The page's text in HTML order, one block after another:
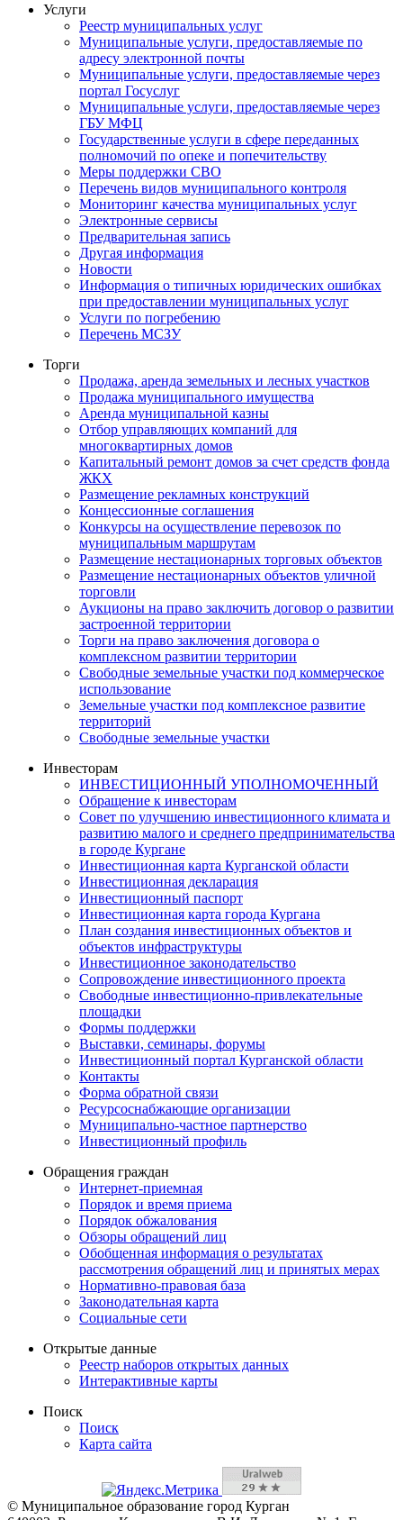
Услуги
Реестр муниципальных услуг
Муниципальные услуги, предоставляемые по
адресу электронной почты
Муниципальные услуги, предоставляемые через
портал Госуслуг
Муниципальные услуги, предоставляемые через
ГБУ МФЦ
Государственные услуги в сфере переданных
полномочий по опеке и попечительству
Меры поддержки СВО
Перечень видов муниципального контроля
Мониторинг качества муниципальных услуг
Электронные сервисы
Предварительная запись
Другая информация
Новости
Информация о типичных юридических ошибках
при предоставлении муниципальных услуг
Услуги по погребению
Перечень МСЗУ
Торги
Продажа, аренда земельных и лесных участков
Продажа муниципального имущества
Аренда муниципальной казны
Отбор управляющих компаний для
многоквартирных домов
Капитальный ремонт домов за счет средств фонда
ЖКХ
Размещение рекламных конструкций
Концессионные соглашения
Конкурсы на осуществление перевозок по
муниципальным маршрутам
Размещение нестационарных торговых объектов
Размещение нестационарных объектов уличной
торговли
Аукционы на право заключить договор о развитии
застроенной территории
Торги на право заключения договора о
комплексном развитии территории
Свободные земельные участки под коммерческое
использование
Земельные участки под комплексное развитие
территорий
Свободные земельные участки
Инвесторам
ИНВЕСТИЦИОННЫЙ УПОЛНОМОЧЕННЫЙ
Обращение к инвесторам
Совет по улучшению инвестиционного климата и
развитию малого и среднего предпринимательства
в городе Кургане
Инвестиционная карта Курганской области
Инвестиционная декларация
Инвестиционный паспорт
Инвестиционная карта города Кургана
План создания инвестиционных объектов и
объектов инфраструктуры
Инвестиционное законодательство
Сопровождение инвестиционного проекта
Свободные инвестиционно-привлекательные
площадки
Формы поддержки
Выставки, семинары, форумы
Инвестиционный портал Курганской области
Контакты
Форма обратной связи
Ресурсоснабжающие организации
Муниципально-частное партнерство
Инвестиционный профиль
Обращения граждан
Интернет-приемная
Порядок и время приема
Порядок обжалования
Обзоры обращений лиц
Обобщенная информация о результатах
рассмотрения обращений лиц и принятых мерах
Нормативно-правовая база
Законодательная карта
Социальные сети
Открытые данные
Реестр наборов открытых данных
Интерактивные карты
Поиск
Поиск
Карта сайта
© Муниципальное образование город Курган